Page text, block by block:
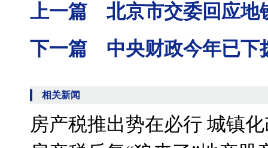
上一篇 北京市交委回应地
下一篇 中央财政今年已下
相关新闻
房产税推出势在必行 城镇